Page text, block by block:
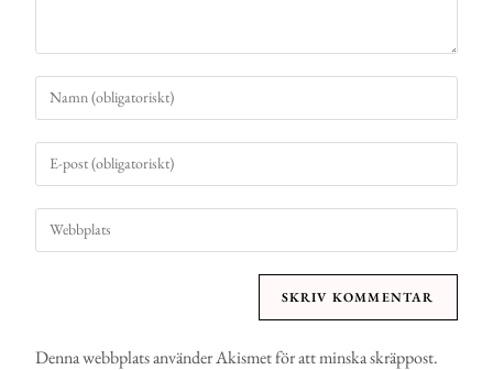
Denna webbplats använder Akismet för att minska skräppost.